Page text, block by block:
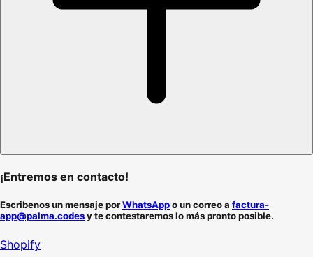
¡Entremos en contacto!
Escribenos un mensaje porWhatsAppo un correo a factura-
app@palma.codesy te contestaremos lo más pronto posible.
Shopify